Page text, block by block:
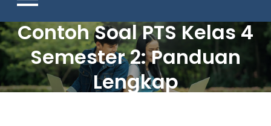
Contoh Soal PTS Kelas 4
Semester 2: Panduan
Lengkap